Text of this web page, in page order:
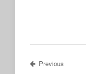
Previous